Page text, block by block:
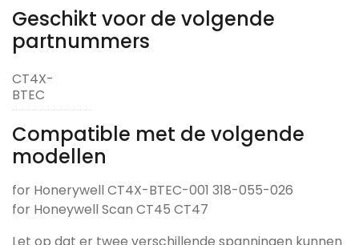
Geschikt voor de volgende
partnummers
CT4X-
BTEC
Compatible met de volgende
modellen
for Honerywell CT4X-BTEC-001 318-055-026
for Honeywell Scan CT45 CT47